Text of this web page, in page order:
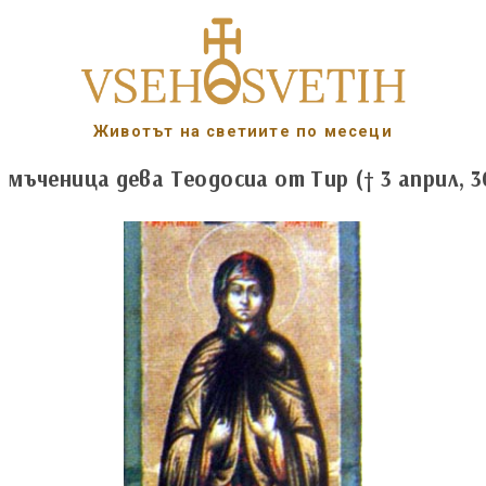
Животът на светиите по месеци
мъченица дева Теодосиа от Тир († 3 април,